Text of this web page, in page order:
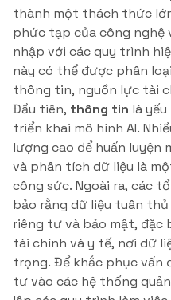
thành một thách thức
phức tạp của công nghệ
nhập với các quy trình
này có thể được phân
thông tin, nguồn lực tài
Đầu tiên, thông tin là
triển khai mô hình AI.
lượng cao để huấn luyện
và phân tích dữ liệu là
công sức. Ngoài ra, các
bảo rằng dữ liệu tuân
riêng tư và bảo mật,
tài chính và y tế, nơi dữ
trọng. Để khắc phục vấn
tư vào các hệ thống